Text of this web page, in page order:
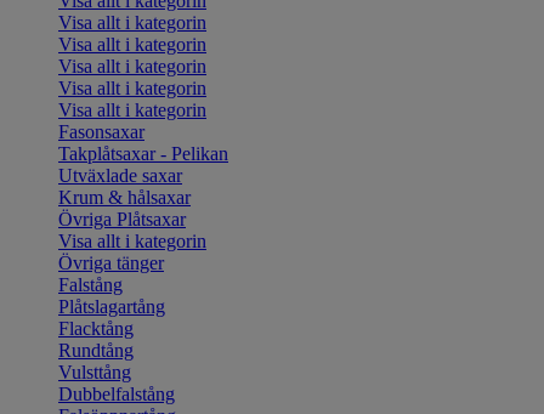
Visa allt i kategorin
Visa allt i kategorin
Visa allt i kategorin
Visa allt i kategorin
Visa allt i kategorin
Fasonsaxar
Takplåtsaxar - Pelikan
Utväxlade saxar
Krum & hålsaxar
Övriga Plåtsaxar
Visa allt i kategorin
Övriga tänger
Falstång
Plåtslagartång
Flacktång
Rundtång
Vulsttång
Dubbelfalstång